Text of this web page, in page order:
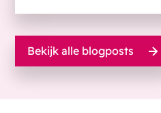
Bekijk alle blogposts